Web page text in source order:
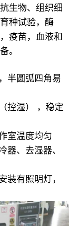
生物、组织细
种试验，酶
疫苗，血液和
。
半圆弧四角易
控湿） ，稳定
室温度均匀
器、去湿器、
装有照明灯，